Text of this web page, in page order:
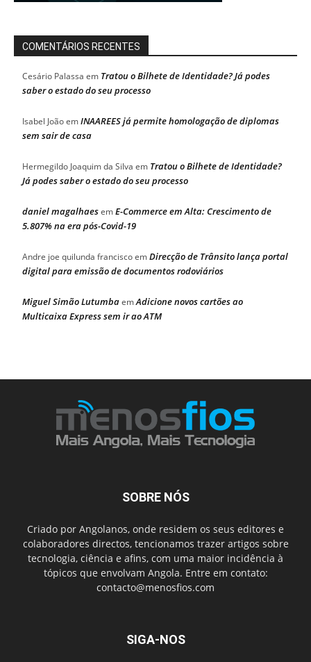
COMENTÁRIOS RECENTES
Cesário Palassa em Tratou o Bilhete de Identidade? Já podes
saber o estado do seu processo
Isabel JoãoemINAAREES já permite homologação de diplomas
sem sair de casa
Hermegildo Joaquim da Silva em Tratou o Bilhete de Identidade?
Já podes saber o estado do seu processo
daniel magalhaesemE-Commerce em Alta: Crescimento de
5.807% na era pós-Covid-19
Andre joe quilunda franciscoemDirecção de Trânsito lança portal
digital para emissão de documentos rodoviários
Miguel Simão LutumbaemAdicione novos cartões ao
Multicaixa Express sem ir ao ATM
SOBRE NÓS
Criado por Angolanos, onde residem os seus editores e
colaboradores directos, tencionamos trazer artigos sobre
tecnologia, ciência e afins, com uma maior incidência à
tópicos que envolvam Angola. Entre em contato:
contacto@menosfios.com
SIGA-NOS